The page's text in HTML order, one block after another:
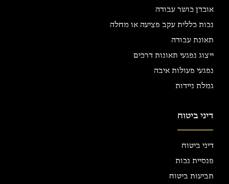
אובדן כושר עבודה
נכות כללית עקב פציעה או מחלה
תאונת עבודה
ייצוג נפגעי תאונות דרכים
נפגעי פעולות איבה
גמלת ניידות
דיני ביטוח
דיני ביטוח
פנסיית נכות
תביעות ביטוח